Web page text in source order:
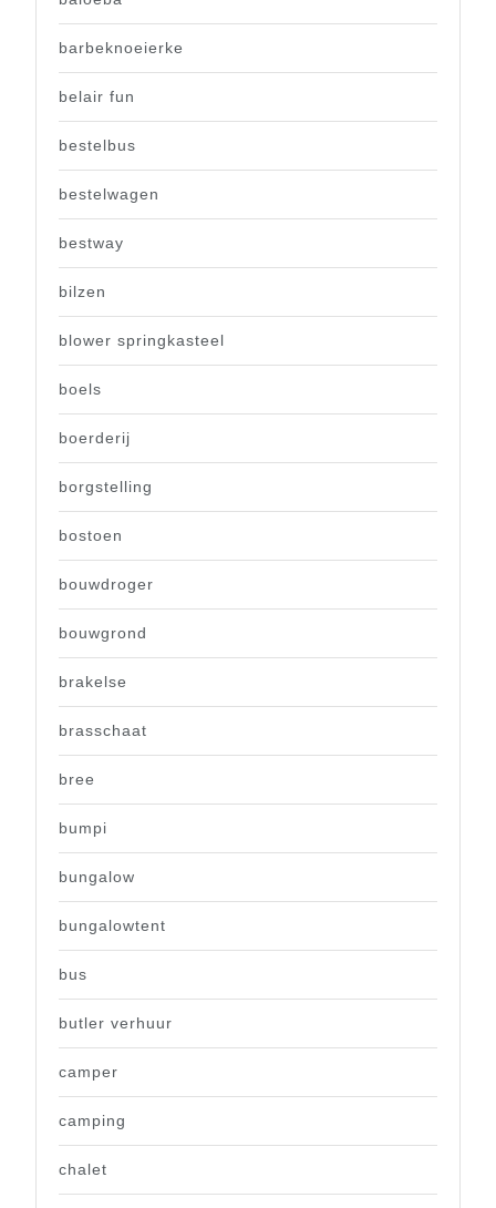
barbeknoeierke
belair fun
bestelbus
bestelwagen
bestway
bilzen
blower springkasteel
boels
boerderij
borgstelling
bostoen
bouwdroger
bouwgrond
brakelse
brasschaat
bree
bumpi
bungalow
bungalowtent
bus
butler verhuur
camper
camping
chalet